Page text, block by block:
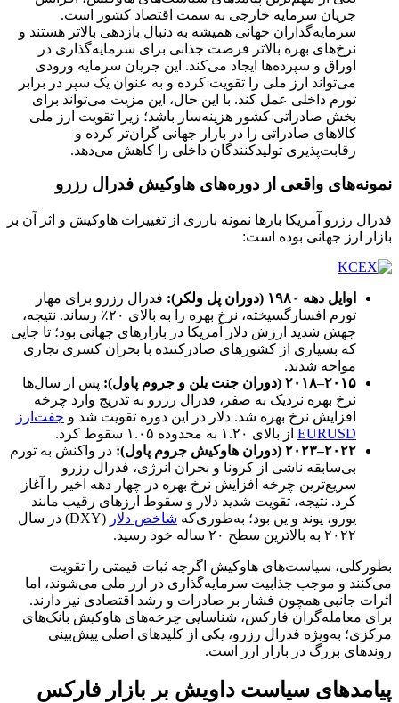
جریان سرمایه خارجی به سمت اقتصاد کشور است.
سرمایه‌گذاران جهانی همیشه به دنبال بازدهی بالاتر هستند و
نرخ‌های بهره بالاتر فرصت جذابی برای سرمایه‌گذاری در
اوراق و سپرده‌ها ایجاد می‌کند. این جریان سرمایه ورودی
می‌تواند ارز ملی را تقویت کرده و به عنوان یک سپر در برابر
تورم داخلی عمل کند. با این حال، این مزیت می‌تواند برای
بخش صادراتی کشور هزینه‌ساز باشد؛ زیرا تقویت ارز ملی
کالاهای صادراتی را در بازار جهانی گران‌تر کرده و
رقابت‌پذیری تولیدکنندگان داخلی را کاهش می‌دهد.
نمونه‌های واقعی از دوره‌های هاوکیش فدرال رزرو
فدرال رزرو آمریکا بارها نمونه بارزی از تغییرات هاوکیش و اثر آن بر
بازار ارز جهانی بوده است:
اوایل دهه ۱۹۸۰ ( دوران پل ولکر): فدرال رزرو برای مهار
تورم افسارگسیخته، نرخ بهره را به بالای ۲۰٪ رساند. نتیجه،
جهش شدید ارزش دلار آمریکا در بازارهای جهانی بود؛ تا جایی
که بسیاری از کشورهای صادرکننده با بحران کسری تجاری
مواجه شدند.
۲۰۱۵–۲۰۱۸ (دوران جنت یلن و جروم پاول): پس از سال‌ها
نرخ بهره نزدیک به صفر، فدرال رزرو به تدریج وارد چرخه
افزایش نرخ بهره شد. دلار در این دوره تقویت شد و جفت‌ارز
EURUSD از بالای ۱.۲۰ به محدوده ۱.۰۵ سقوط کرد.
۲۰۲۲–۲۰۲۳ (دوران هاوکیش جروم پاول): در واکنش به تورم
بی‌سابقه ناشی از کرونا و بحران انرژی، فدرال رزرو
سریع‌ترین چرخه افزایش نرخ بهره در چهار دهه اخیر را آغاز
کرد. نتیجه، تقویت شدید دلار و سقوط ارزهای رقیب مانند
یورو، پوند و ین بود؛ به‌طوری‌که شاخص دلار
(DXY) در سال
۲۰۲۲ به بالاترین سطح ۲۰ ساله خود رسید.
بطورکلی، سیاست‌های هاوکیش اگرچه ثبات قیمتی را تقویت
می‌کنند و موجب جذابیت سرمایه‌گذاری در ارز ملی می‌شوند، اما
اثرات جانبی همچون فشار بر صادرات و رشد اقتصادی نیز دارند.
برای معامله‌گران فارکس، شناسایی چرخه‌های هاوکیش بانک‌های
مرکزی؛ به‌ویژه فدرال رزرو، یکی از کلیدهای اصلی پیش‌بینی
روندهای بزرگ در بازار ارز است.
پیامدهای سیاست داویش بر بازار فارکس